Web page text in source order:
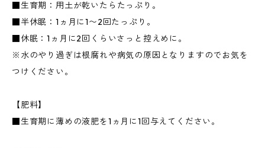
■生育期：用土が乾いたらたっぷり。
■半休眠：1ヵ月に1〜2回たっぷり。
■休眠：1ヵ月に2回くらいさっと控えめに。
※水のやり過ぎは根腐れや病気の原因となりますのでお気を
つけください。
【肥料】
■生育期に薄めの液肥を1ヵ月に1回与えてください。